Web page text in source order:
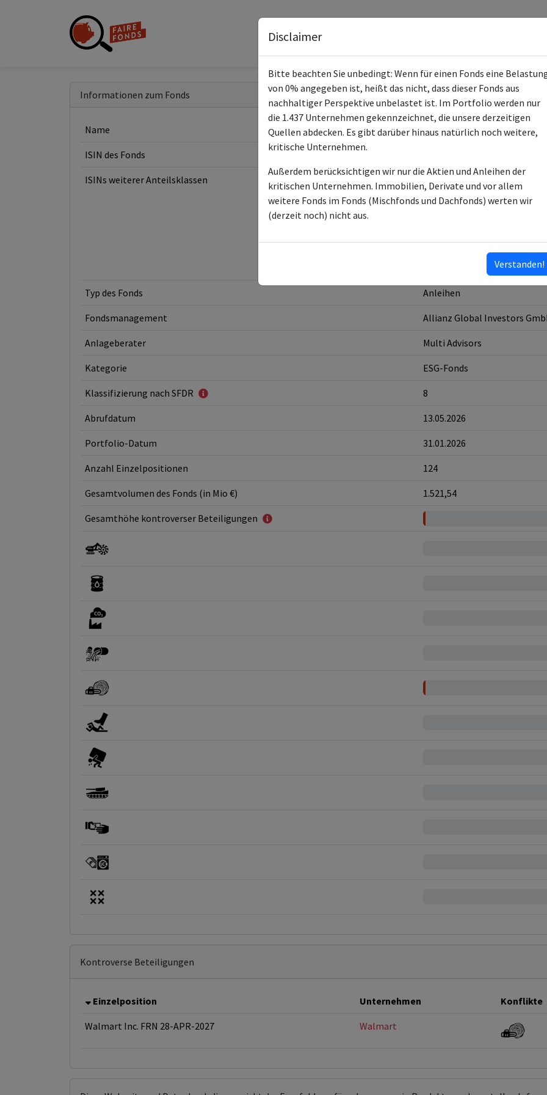
Fonds
Informationen zum Fonds
Name Allianz Global Floating Rate
ISIN des Fonds
ISINs weiterer Anteilsklassen
LU1846563374
LU1851368412
LU1931925306
ISINs ausklappen
Typ des Fonds Anleihen
Fondsmanagement Allianz Global Investors
Anlageberater Multi Advisors
Kategorie ESG-Fonds
Klassifizierung nach SFDR 8
Abrufdatum 13.05.2026
Portfolio-Datum 31.01.2026
Anzahl Einzelpositionen 124
Gesamtvolumen des Fonds (in Mio €) 1.521,54
Gesamthöhe kontroverser Beteiligungen
Kontroverse Beteiligungen
Einzelposition Unternehmen Konflikte
Walmart Inc. FRN 28-APR-2027 Walmart
Disclaimer
Bitte beachten Sie unbedingt: Wenn für einen Fonds eine
von 0% angegeben ist, heißt das nicht, dass dieser Fonds aus
nachhaltiger Perspektive unbelastet ist. Im Portfolio werden nur
die 1.437 Unternehmen gekennzeichnet, die unsere derzeitigen
Quellen abdecken. Es gibt darüber hinaus natürlich noch weitere,
kritische Unternehmen.
Außerdem berücksichtigen wir nur die Aktien und Anleihen der
kritischen Unternehmen. Immobilien, Derivate und vor allem
weitere Fonds im Fonds (Mischfonds und Dachfonds) werten wir
(derzeit noch) nicht aus.
Verstanden!